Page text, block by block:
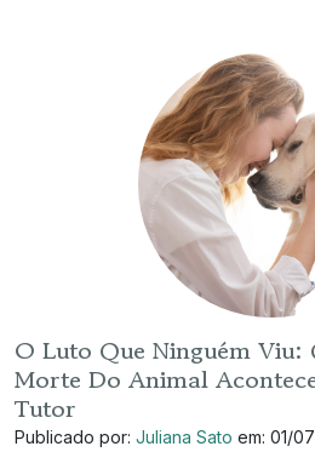
O Luto Que Ninguém Viu:
Morte Do Animal
Tutor
Publicado por: Juliana Sato em: 01/